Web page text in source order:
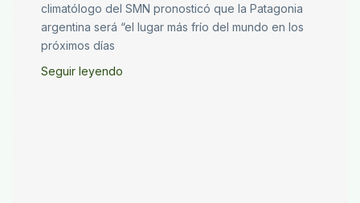
climatólogo del SMN pronosticó que la Patagonia
argentina será “el lugar más frío del mundo en los
próximos días
Seguir leyendo